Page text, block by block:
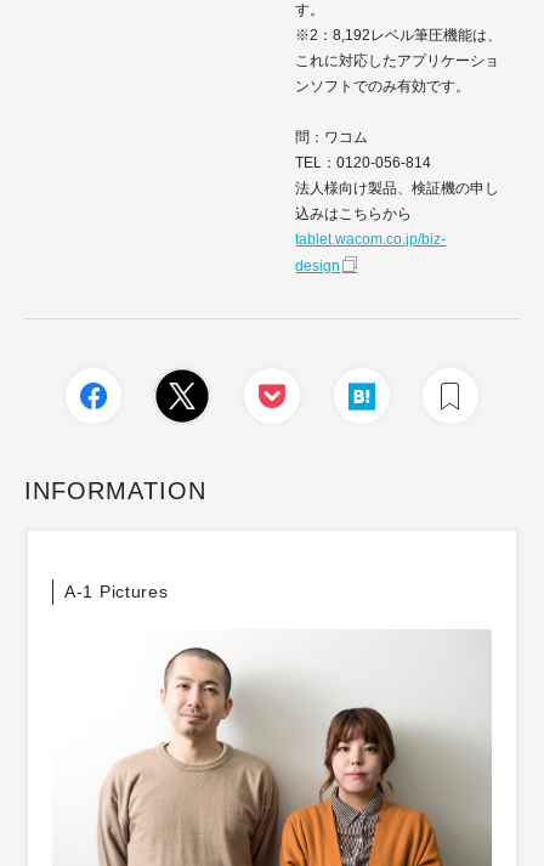
す。
※2：8,192レベル筆圧機能は、
これに対応したアプリケーショ
ンソフトでのみ有効です。
問：ワコム
TEL：0120-056-814
法人様向け製品、検証機の申し
込みはこちらから
tablet.wacom.co.jp/biz-
design
INFORMATION
A-1 Pictures